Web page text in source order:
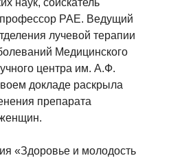
профессор РАЕ. Ведущий
лучевой терапии
Медицинского
центра им. А.Ф.
докладе раскрыла
препарата
«Здоровье и молодость